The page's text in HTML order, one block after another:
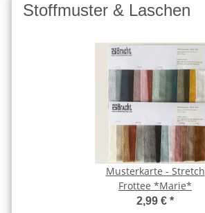
Stoffmuster & Laschen
Musterkarte - Stretch
Frottee *Marie*
2,99 € *